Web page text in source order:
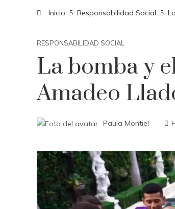
Inicio Responsabilidad Social
RESPONSABILIDAD SOCIAL
La bomba y
Amadeo
Paula Montiel